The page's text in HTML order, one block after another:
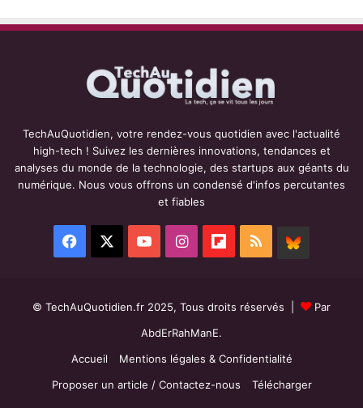
TechAuQuotidien, votre rendez-vous quotidien avec l'actualité
high-tech ! Suivez les dernières innovations, tendances et
analyses du monde de la technologie, des startups aux géants du
numérique. Nous vous offrons un condensé d'infos percutantes
et fiables
Facebook YouTubeInstagramFlipboard
RSS
© TechAuQuotidien.fr 2025, Tous droits réservés |
Par
AbdErRahManE.
Accueil
Mentions légales & Confidentialité
Proposer un article / Contactez-nous
Télécharger